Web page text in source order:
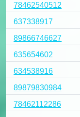
78462540512
637338917
89866746627
635654602
634538916
89879830984
78462112286